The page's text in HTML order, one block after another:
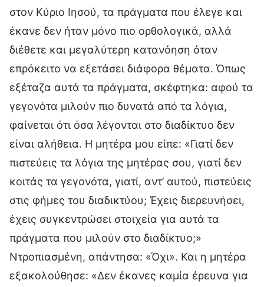
στον Κύριο Ιησού, τα πράγματα που έλεγε και
έκανε δεν ήταν μόνο πιο ορθολογικά, αλλά
διέθετε και μεγαλύτερη κατανόηση όταν
επρόκειτο να εξετάσει διάφορα θέματα. Όπως
εξέταζα αυτά τα πράγματα, σκέφτηκα: αφού τα
γεγονότα μιλούν πιο δυνατά από τα λόγια,
φαίνεται ότι όσα λέγονται στο διαδίκτυο δεν
είναι αλήθεια. Η μητέρα μου είπε: «Γιατί δεν
πιστεύεις τα λόγια της μητέρας σου, γιατί δεν
κοιτάς τα γεγονότα, γιατί, αντ’ αυτού, πιστεύεις
στις φήμες του διαδικτύου; Έχεις διερευνήσει,
έχεις συγκεντρώσει στοιχεία για αυτά τα
πράγματα που μιλούν στο διαδίκτυο;»
Ντροπιασμένη, απάντησα: «Όχι». Και η μητέρα
εξακολούθησε: «Δεν έκανες καμία έρευνα για